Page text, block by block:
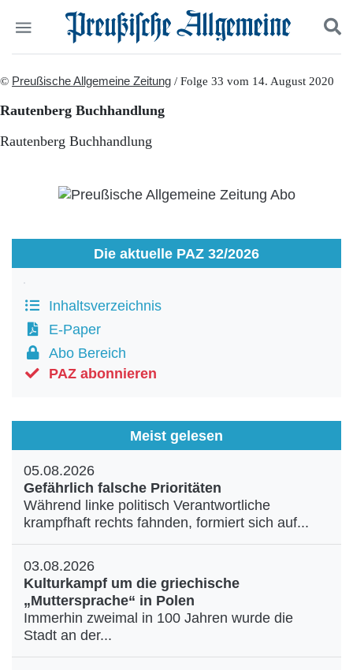
Aktuelle Ausgabe
Abonnenten-Login
Archiv
Mediadaten
Politik
Wirtschaft
Gesellschaft
Geschichte
Ostpreußen
Berlin-Brandenburg
Schlesien
Danzig und Westpreußen
Impressum
Datenschutz
Suchen und finden
© Preußische Allgemeine Zeitung / Folge 33 vom 14. August 2020
Rautenberg Buchhandlung
Rautenberg Buchhandlung
Die aktuelle PAZ 32/2026
Inhaltsverzeichnis
E-Paper
Abo Bereich
PAZ abonnieren
Meist gelesen
05.08.2026
Gefährlich falsche Prioritäten
Während linke politisch Verantwortliche
krampfhaft rechts fahnden, formiert sich auf...
03.08.2026
Kulturkampf um die griechische
„Muttersprache“ in Polen
Immerhin zweimal in 100 Jahren wurde die
Stadt an der...